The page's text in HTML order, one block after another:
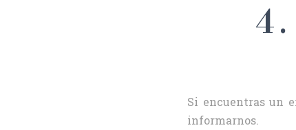
Si encuentras un
informarnos.